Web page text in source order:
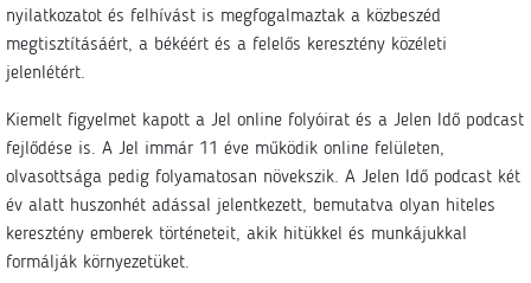
nyilatkozatot és felhívást is megfogalmaztak a közbeszéd
megtisztításáért, a békéért és a felelős keresztény közéleti
jelenlétért.
Kiemelt figyelmet kapott a Jel online folyóirat és a Jelen Idő podcast
fejlődése is. A Jel immár 11 éve működik online felületen,
olvasottsága pedig folyamatosan növekszik. A Jelen Idő podcast két
év alatt huszonhét adással jelentkezett, bemutatva olyan hiteles
keresztény emberek történeteit, akik hitükkel és munkájukkal
formálják környezetüket.